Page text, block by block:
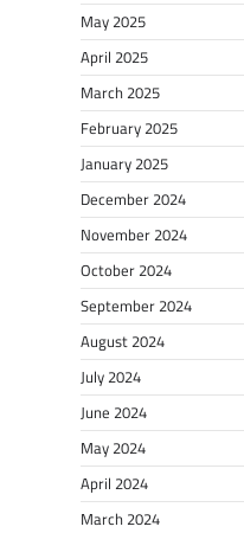
May 2025
April 2025
March 2025
February 2025
January 2025
December 2024
November 2024
October 2024
September 2024
August 2024
July 2024
June 2024
May 2024
April 2024
March 2024